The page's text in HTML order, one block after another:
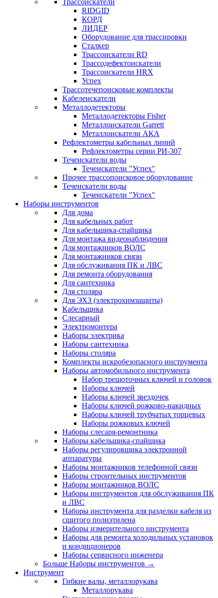
Трассоискатели
RIDGID
КОРД
ЛИДЕР
Оборудование для трассировки
Сталкер
Трасcоискатели RD
Трассодефектоискатели
Трассоискатели HRX
Успех
Трассотечепоисковые комплекты
Кабелеискатели
Металлодетекторы
Металлодетекторы Fisher
Металлоискатели Garrett
Металлоискатели АКА
Рефлектометры кабельных линий
Рефлектометры серии РИ-307
Течеискатели воды
Течеискатели "Успех"
Прочее трассопоисковое оборудование
Течеискатели воды
Течеискатели "Успех"
Наборы инструментов
Для дома
Для кабельных работ
Для кабельщика-спайщика
Для монтажа видеонаблюдения
Для монтажников ВОЛС
Для монтажников связи
Для обслуживания ПК и ЛВС
Для ремонта оборудования
Для сантехника
Для столяра
Для ЭХЗ (электрохимзащиты)
Кабельщика
Слесарный
Электромонтера
Наборы электрика
Наборы сантехника
Наборы столяра
Комплекты искробезопасного инструмента
Наборы автомобильного инструмента
Набор трещоточных ключей и головок
Наборы ключей
Наборы ключей звездочек
Наборы ключей рожково-накидных
Наборы ключей трубчатых торцевых
Наборы рожковых ключей
Наборы слесаря-ремонтника
Наборы кабельщика-спайщика
Наборы регулировщика электронной
аппаратуры
Наборы монтажников телефонной связи
Наборы строительных инструментов
Наборы монтажников ВОЛС
Наборы инструментов для обслуживания ПК
и ЛВС
Наборы инструмента для разделки кабеля из
сшитого полиэтилена
Наборы измерительного инструмента
Наборы для ремонта холодильных установок
и кондиционеров
Наборы сервисного инженера
Больше Наборы инструментов →
Инструмент
Гибкие валы, металлорукава
Металлорукава